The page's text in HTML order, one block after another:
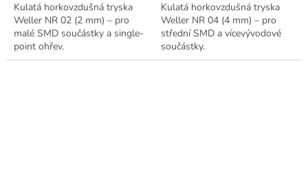
Kulatá horkovzdušná tryska
Weller NR 02 (2 mm) – pro
malé SMD součástky a single-
point ohřev.
Kulatá horkovzdušná tryska
Weller NR 04 (4 mm) – pro
střední SMD a vícevývodové
součástky.